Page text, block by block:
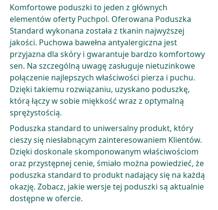
Komfortowe poduszki to jeden z głównych
elementów oferty Puchpol. Oferowana Poduszka
Standard wykonana została z tkanin najwyższej
jakości. Puchowa bawełna antyalergiczna jest
przyjazna dla skóry i gwarantuje bardzo komfortowy
sen. Na szczególną uwagę zasługuje nietuzinkowe
połączenie najlepszych właściwości pierza i puchu.
Dzięki takiemu rozwiązaniu, uzyskano poduszkę,
którą łączy w sobie miękkość wraz z optymalną
sprężystością.
Poduszka standard to uniwersalny produkt, który
cieszy się niesłabnącym zainteresowaniem Klientów.
Dzięki doskonale skomponowanym właściwościom
oraz przystępnej cenie, śmiało można powiedzieć, że
poduszka standard to produkt nadający się na każdą
okazję. Zobacz, jakie wersje tej poduszki są aktualnie
dostępne w ofercie.